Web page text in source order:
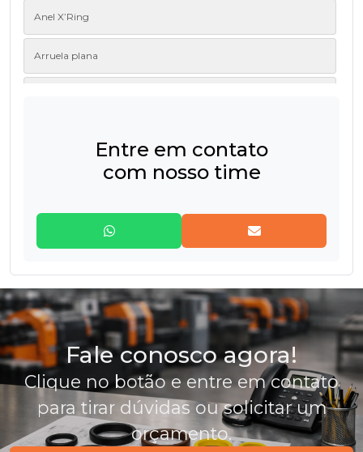
Anel X’Ring
Arruela plana
Gaxeta
Jogo de gaxeta - Chevron
Juntas
Kits de reparo
Peças em Teflon
Peças técnicas e especiais
Perfil de borracha
Entre em contato
com nosso time
Fale conosco agora!
Clique no botão e entre em contato
para tirar dúvidas ou solicitar um
orçamento.